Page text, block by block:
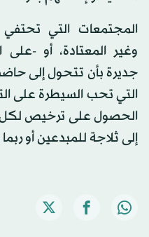
المجتمعات التي تحتفي
وغير المعتادة، أو -
جديرة بأن تتحول إلى
التي تحب السيطرة على
الحصول على ترخيص
إلى ثلاجة للمبدعين أو